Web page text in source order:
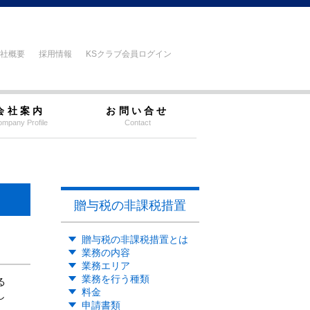
概要 採用情報 KSクラブ会員ログイン
社案内
Profile
お問い合せ
Contact
贈与税の非課税措置
贈与税の非課税措置とは
業務の内容
業務エリア
業務を行う種類
料金
申請書類